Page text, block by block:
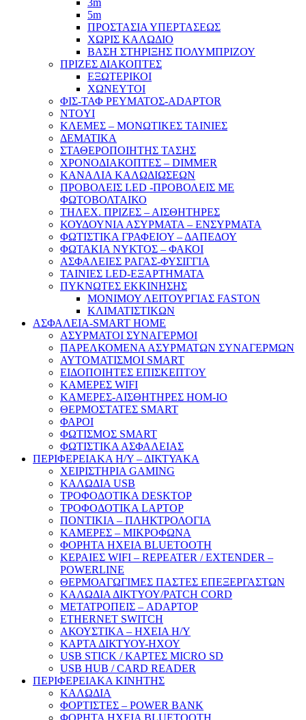
3m
5m
ΠΡΟΣΤΑΣΙΑ ΥΠΕΡΤΑΣΕΩΣ
ΧΩΡΙΣ ΚΑΛΩΔΙΟ
ΒΑΣΗ ΣΤΗΡΙΞΗΣ ΠΟΛΥΜΠΡΙΖΟΥ
ΠΡΙΖΕΣ ΔΙΑΚΟΠΤΕΣ
ΕΞΩΤΕΡΙΚΟΙ
ΧΩΝΕΥΤΟΙ
ΦΙΣ-ΤΑΦ ΡΕΥΜΑΤΟΣ-ADAPTOR
NTOYI
ΚΛΕΜΕΣ – ΜΟΝΩΤΙΚΕΣ ΤΑΙΝΙΕΣ
ΔΕΜΑΤΙΚΑ
ΣΤΑΘΕΡΟΠΟΙΗΤΗΣ ΤΑΣΗΣ
ΧΡΟΝΟΔΙΑΚΟΠΤΕΣ – DIMMER
ΚΑΝΑΛΙΑ ΚΑΛΩΔΙΩΣΕΩΝ
ΠΡΟΒΟΛΕΙΣ LED -ΠΡΟΒΟΛΕΙΣ ΜΕ
ΦΩΤΟΒΟΛΤΑΙΚΟ
ΤΗΛΕΧ. ΠΡΙΖΕΣ – ΑΙΣΘΗΤΗΡΕΣ
ΚΟΥΔΟΥΝΙΑ ΑΣΥΡΜΑΤΑ – ΕΝΣΥΡΜΑΤΑ
ΦΩΤΙΣΤΙΚΑ ΓΡΑΦΕΙΟΥ – ΔΑΠΕΔΟΥ
ΦΩΤΑΚΙΑ ΝΥΚΤΟΣ – ΦΑΚΟΙ
ΑΣΦΑΛΕΙΕΣ ΡΑΓΑΣ-ΦΥΣΙΓΓΙΑ
ΤΑΙΝΙΕΣ LED-ΕΞΑΡΤΗΜΑΤΑ
ΠΥΚΝΩΤΕΣ ΕΚΚΙΝΗΣΗΣ
ΜΟΝΙΜΟΥ ΛΕΙΤΟΥΡΓΙΑΣ FASTON
ΚΛΙΜΑΤΙΣΤΙΚΩΝ
ΑΣΦΑΛΕΙΑ-SMART HOME
ΑΣΥΡΜΑΤΟΙ ΣΥΝΑΓΕΡΜΟΙ
ΠΑΡΕΛΚΟΜΕΝΑ ΑΣΥΡΜΑΤΩΝ ΣΥΝΑΓΕΡΜΩΝ
ΑΥΤΟΜΑΤΙΣΜΟΙ SMART
ΕΙΔΟΠΟΙΗΤΕΣ ΕΠΙΣΚΕΠΤΟΥ
ΚΑΜΕΡΕΣ WIFI
ΚΑΜΕΡΕΣ-ΑΙΣΘΗΤΗΡΕΣ ΗΟΜ-ΙΟ
ΘΕΡΜΟΣΤΑΤΕΣ SMART
ΦΑΡΟΙ
ΦΩΤΙΣΜΟΣ SMART
ΦΩΤΙΣΤΙΚΑ ΑΣΦΑΛΕΙΑΣ
ΠΕΡΙΦΕΡΕΙΑΚΑ Η/Υ – ΔΙΚΤΥΑΚΑ
ΧΕΙΡΙΣΤΗΡΙΑ GAMING
ΚΑΛΩΔΙΑ USB
ΤΡΟΦΟΔΟΤΙΚΑ DESKTOP
ΤΡΟΦΟΔΟΤΙΚΑ LAPTOP
ΠΟΝΤΙΚΙΑ – ΠΛΗΚΤΡΟΛΟΓΙΑ
ΚΑΜΕΡΕΣ – ΜΙΚΡΟΦΩΝΑ
ΦΟΡΗΤΑ ΗΧΕΙΑ BLUETOOTH
ΚΕΡΑΙΕΣ WIFI – REPEATER / EXTENDER –
POWERLINE
ΘΕΡΜΟΑΓΩΓΙΜΕΣ ΠΑΣΤΕΣ ΕΠΕΞΕΡΓΑΣΤΩΝ
ΚΑΛΩΔΙΑ ΔΙΚΤΥΟΥ/PATCH CORD
ΜΕΤΑΤΡΟΠΕΙΣ – ADAPTOP
ETHERNET SWITCH
ΑΚΟΥΣΤΙΚΑ – ΗΧΕΙΑ H/Y
ΚΑΡΤΑ ΔΙΚΤΥΟΥ-ΗΧΟΥ
USB STICK / ΚΑΡΤΕΣ MICRO SD
USB HUB / CARD READER
ΠΕΡΙΦΕΡΕΙΑΚΑ ΚΙΝΗΤΗΣ
ΚΑΛΩΔΙΑ
ΦΟΡΤΙΣΤΕΣ – POWER BANK
ΦΟΡΗΤΑ ΗΧΕΙΑ BLUETOOTH